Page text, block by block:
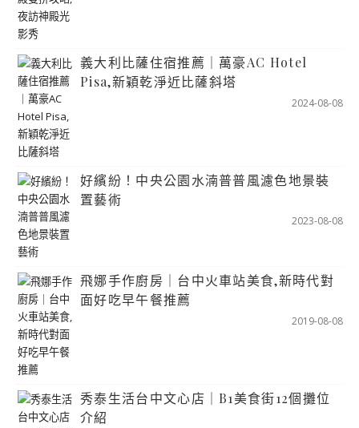
義大利比薩住宿推薦｜萬豪AC Hotel
Pisa,新穎乾淨近比薩斜塔
2024-08-08
好繽紛！中央公園水湳普普風濾色地景裝
置藝術
2023-08-08
飛娜手作廚房｜台中火車站美食,新時代對
面好吃早午餐推薦
2019-08-08
秀泰生活台中文心店｜B1美食街12個攤位
介紹